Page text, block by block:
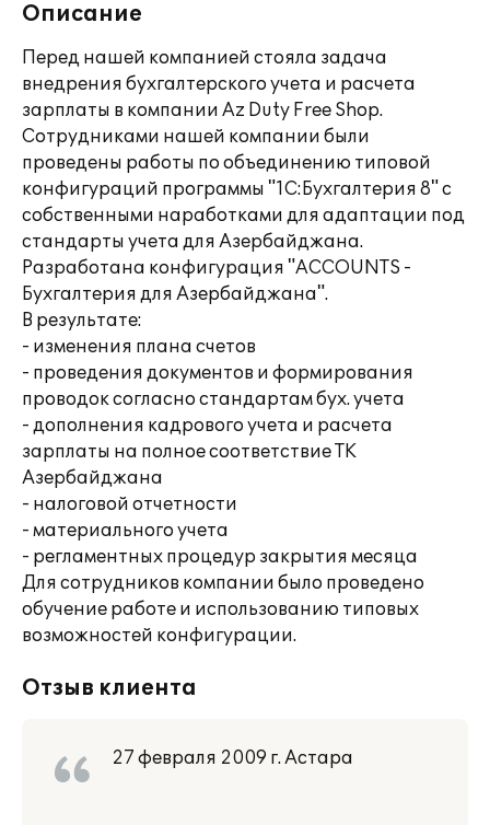
Описание
Перед нашей компанией стояла задача
внедрения бухгалтерского учета и расчета
зарплаты в компании Az Duty Free Shop.
Сотрудниками нашей компании были
проведены работы по объединению типовой
конфигураций программы "1С:Бухгалтерия 8" с
собственными наработками для адаптации под
стандарты учета для Азербайджана.
Разработана конфигурация "ACCOUNTS -
Бухгалтерия для Азербайджана".
В результате:
- изменения плана счетов
- проведения документов и формирования
проводок согласно стандартам бух. учета
- дополнения кадрового учета и расчета
зарплаты на полное соответствие ТК
Азербайджана
- налоговой отчетности
- материального учета
- регламентных процедур закрытия месяца
Для сотрудников компании было проведено
обучение работе и использованию типовых
возможностей конфигурации.
Отзыв клиента
27 февраля 2009 г. Астара